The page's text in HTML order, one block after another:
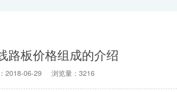
路板价格组成的介绍
2018-06-29 浏览量：3216